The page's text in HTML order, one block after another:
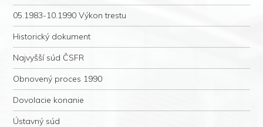
05.1983-10.1990 Výkon trestu
Historický dokument
Najvyšší súd ČSFR
Obnovený proces 1990
Dovolacie konanie
Ústavný súd